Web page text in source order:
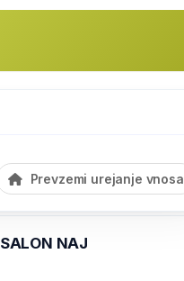
Prevzemi urejanje vnosa
NAJ